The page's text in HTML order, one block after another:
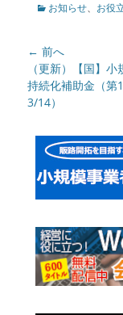
カ
リ
ー
お知らせ、 お役
投
稿
ナ
ビ
シ
ョ
← 前へ
前
の
記
（更新）【国】
持続化補助金（第
3/14）